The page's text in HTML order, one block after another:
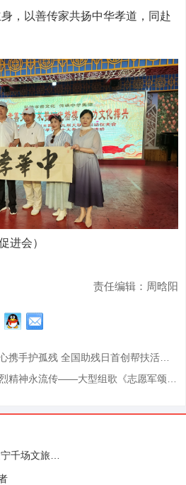
，以善传家共扬中华孝道，同赴
会）
责任编辑：周晗阳